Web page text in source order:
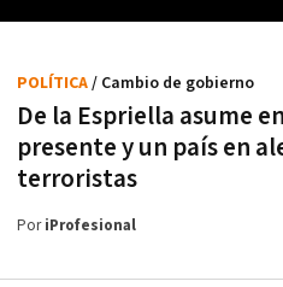
De la Espriella asume
presente y un país en
terroristas
POLÍTICA/ Cambio de gobierno
PoriProfesional